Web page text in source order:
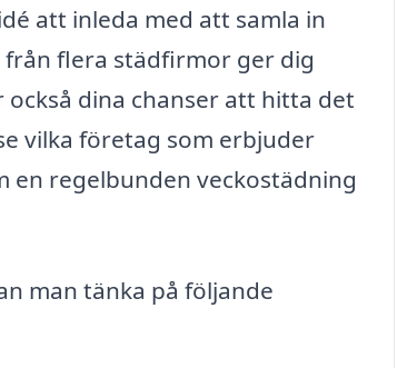
att inleda med att samla in
flera städfirmor ger dig
dina chanser att hitta det
vilka företag som erbjuder
en regelbunden veckostädning
man tänka på följande